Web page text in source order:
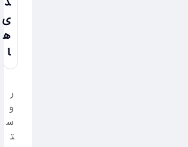
ی
ه
ا
ر
و
س
ت